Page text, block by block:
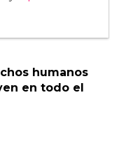
humanos
en todo el